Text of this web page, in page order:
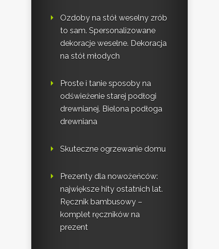
Ozdoby na stół weselny zrób
to sam. Spersonalizowane
dekoracje weselne. Dekoracja
na stół młodych
Proste i tanie sposoby na
odświeżenie starej podłogi
drewnianej. Bielona podłoga
drewniana
Skuteczne ogrzewanie domu
Prezenty dla nowożeńców:
największe hity ostatnich lat.
Ręcznik bambusowy –
komplet ręczników na
prezent